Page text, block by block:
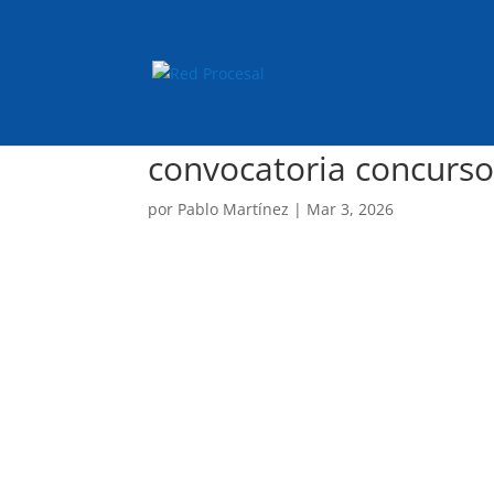
convocatoria
por Pablo Martínez | Mar 3, 2026